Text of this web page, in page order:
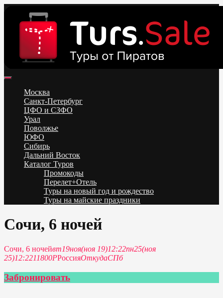
content
Низкие цены на путевки 3-7-10 ночей все включено, отдых на
море. Распродажа экскурсионных и горнолыжных туров.
Обновление каждый день. Официальный сайт Тур Сейл
Москва
Санкт-Петербург
ЦФО и СЗФО
Урал
Поволжье
ЮФО
Сибирь
Дальний Восток
Каталог Туров
Промокоды
Перелет+Отель
Туры на новый год и рождество
Туры на майские праздники
Сочи, 6 ночей
Сочи, 6 ночейвт19ноя(ноя 19)12:22пн25(ноя
25)12:2211800РРоссияОткудаСПб
Забронировать